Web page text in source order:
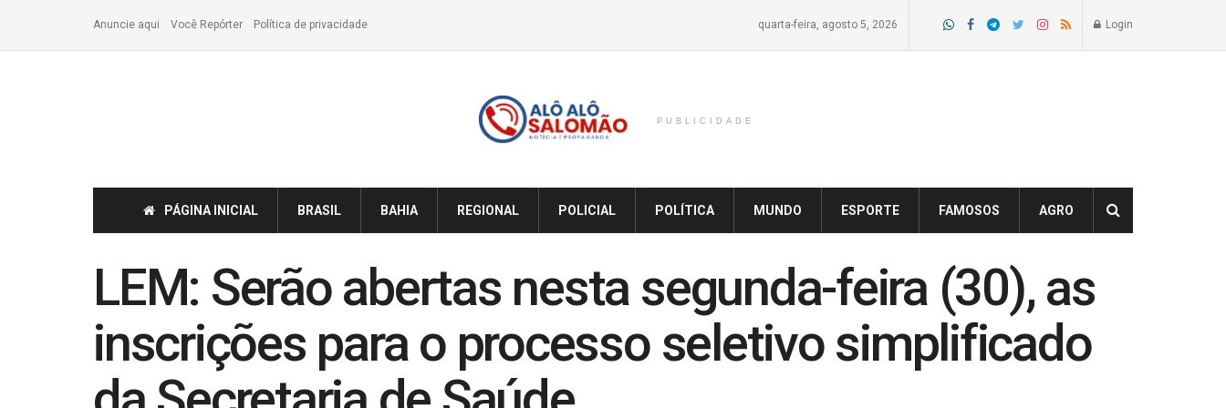
Anuncie aqui Você Repórter Política de privacidade quarta-feira, agosto 5, 2026 Login
PUBLICIDADE
PÁGINA INICIAL BRASIL BAHIA REGIONAL POLICIAL POLÍTICA MUNDO ESPORTE FAMOSOS AGRO
LEM: Serão abertas nesta segunda-feira (30), as
inscrições para o processo seletivo simplificado